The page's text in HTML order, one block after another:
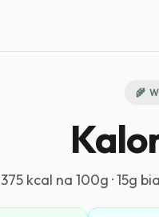
🌾
375 kcal na 100g · 15g